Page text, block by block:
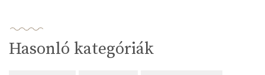
Hasonló kategóriák